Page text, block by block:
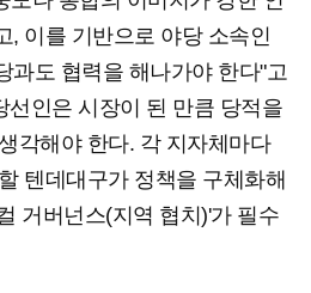
, 이를 기반으로 야당 소속인
과도 협력을 해나가야 한다"고
선인은 시장이 된 만큼 당적을
각해야 한다. 각 지자체마다
텐데대구가 정책을 구체화해
거버넌스(지역 협치)'가 필수